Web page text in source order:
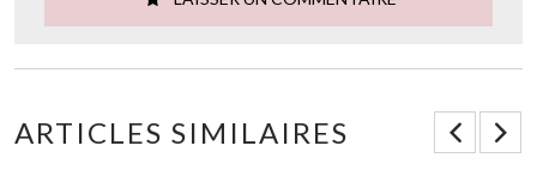
ARTICLES SIMILAIRES